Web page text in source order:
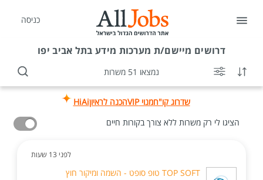
כניסה
דרושים מיישם/ת מערכות מידע בתל אביב יפו
נמצאו 51 משרות
שדרוג קו"חמנוי VIP הכנה לראיוןHiAi
הציגו לי רק משרות ללא צורך בקורות חיים
לפני 13 שעות
TOP SOFT טופ סופט - השמה ומיקור חוץ